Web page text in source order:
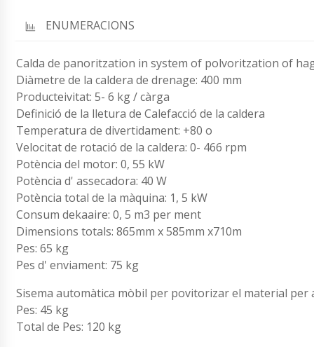
ENUMERACIONS
Calda de panoritzation in system of polvoritzation of
Diàmetre de la caldera de drenage: 400 mm
Producteivitat: 5- 6 kg / càrga
Definició de la lletura de Calefacció de la caldera
Temperatura de divertidament: +80 o
Velocitat de rotació de la caldera: 0- 466 rpm
Potència del motor: 0, 55 kW
Potència d' assecadora: 40 W
Potència total de la màquina: 1, 5 kW
Consum dekaaire: 0, 5 m3 per ment
Dimensions totals: 865mm x 585mm x710m
Pes: 65 kg
Pes d' enviament: 75 kg
Sisema automàtica mòbil per povitorizar el material per
Pes: 45 kg
Total de Pes: 120 kg